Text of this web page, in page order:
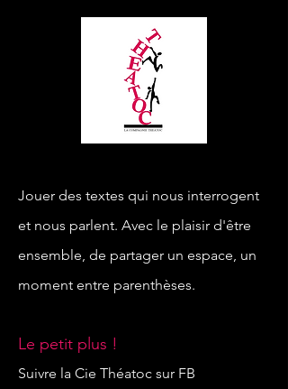
Jouer des textes qui nous interrogent
et nous parlent. Avec le plaisir d'être
ensemble, de partager un espace, un
moment entre parenthèses.
Le petit plus !
Suivre la Cie Théatoc sur FB